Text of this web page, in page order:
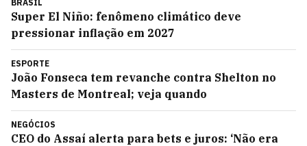
BRASIL
Super El Niño: fenômeno climático deve
pressionar inflação em 2027
ESPORTE
João Fonseca tem revanche contra Shelton no
Masters de Montreal; veja quando
NEGÓCIOS
CEO do Assaí alerta para bets e juros: ‘Não era